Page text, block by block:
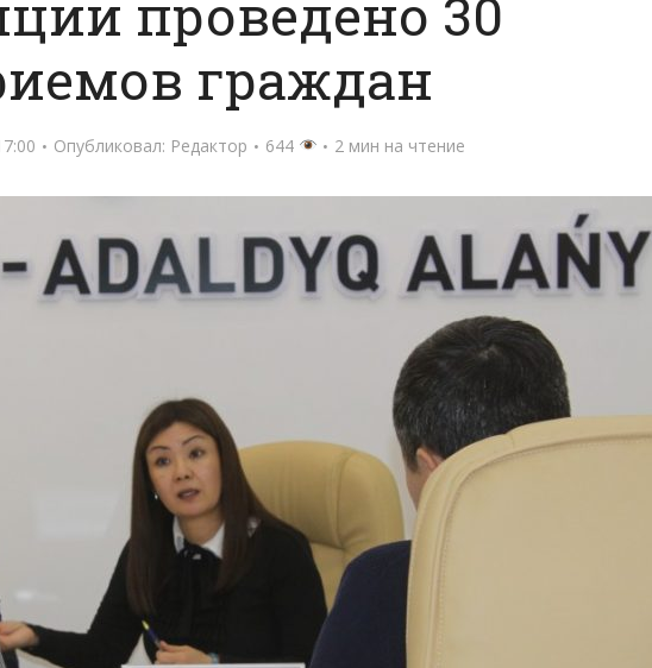
проведено 30
граждан
Опубликовал: Редактор 644 2 мин на чтение